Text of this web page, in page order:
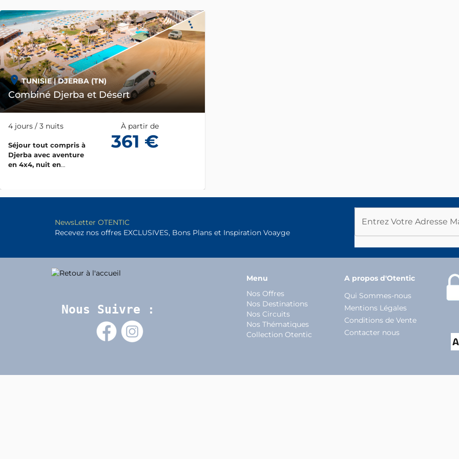
TUNISIE| DJERBA (TN)
Combiné Djerba et Désert
4 jours / 3 nuits
Séjour tout compris à
Djerba avec aventure
en 4x4, nuit en
À partir de
361 €
NewsLetter OTENTIC
Recevez nos offres EXCLUSIVES, Bons Plans et Inspiration Voayge
Entrez Votre Adresse
Nous Suivre :
Menu
Nos Offres
Nos Destinations
Nos Circuits
Nos Thématiques
Collection Otentic
A propos d'Otentic
Qui Sommes-nous
Mentions Légales
Conditions de Vente
Contacter nous